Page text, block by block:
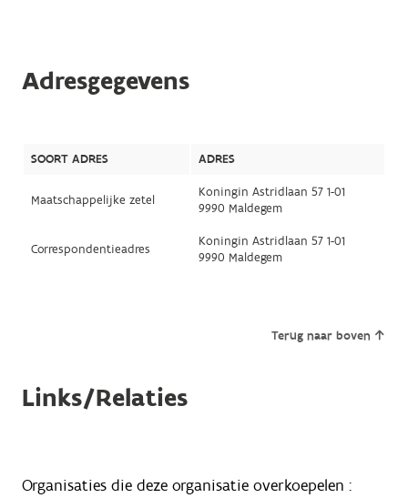
Adresgegevens
SOORT ADRES ADRES
Maatschappelijke zetel
Koningin Astridlaan 57 1-01
9990 Maldegem
Correspondentieadres
Koningin Astridlaan 57 1-01
9990 Maldegem
Terug naar boven
Links/Relaties
Organisaties die deze organisatie overkoepelen :